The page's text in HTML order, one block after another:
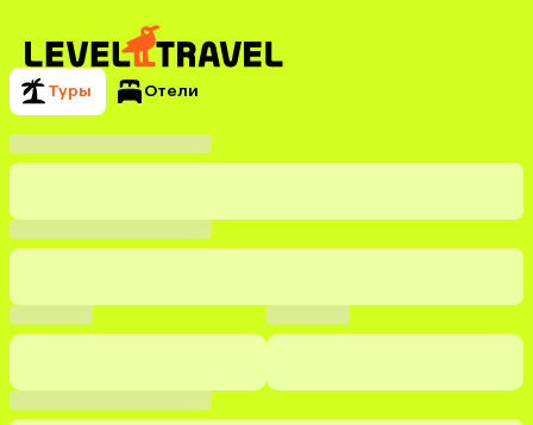
Туры Отели